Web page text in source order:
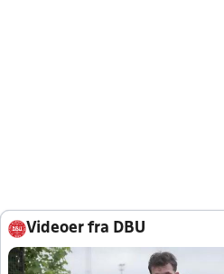
Videoer fra DBU